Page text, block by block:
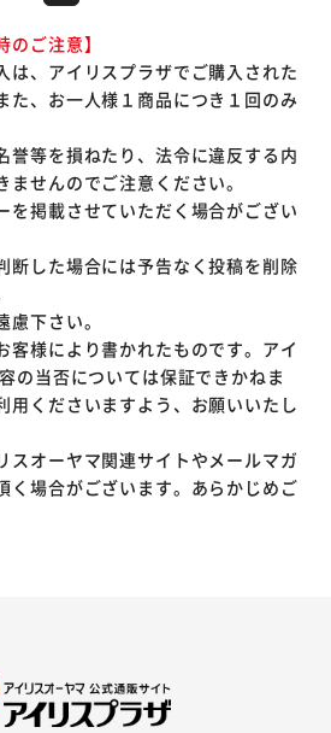
のご注意】
は、アイリスプラザでご購入された
た、お一人様１商品につき１回のみ
誉等を損ねたり、法令に違反する内
せんのでご注意ください。
を掲載させていただく場合がござい
断した場合には予告なく投稿を削除
慮下さい。
客様により書かれたものです。アイ
の当否については保証できかねま
用くださいますよう、お願いいたし
スオーヤマ関連サイトやメールマガ
く場合がございます。あらかじめご